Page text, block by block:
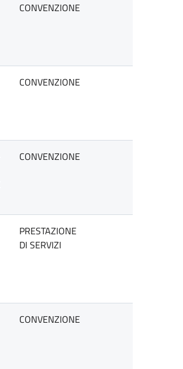
CONVENZIONE
CONVENZIONE
CONVENZIONE
PRESTAZIONE
DI SERVIZI
CONVENZIONE